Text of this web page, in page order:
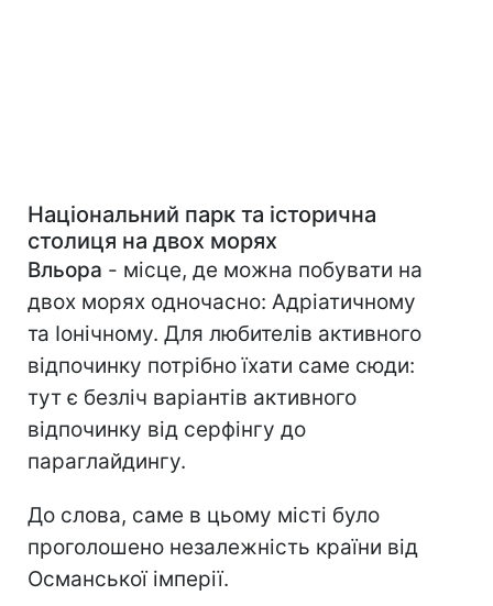
Національний парк та історична
столиця на двох морях
Вльора - місце, де можна побувати на
двох морях одночасно: Адріатичному
та Іонічному. Для любителів активного
відпочинку потрібно їхати саме сюди:
тут є безліч варіантів активного
відпочинку від серфінгу до
параглайдингу.
До слова, саме в цьому місті було
проголошено незалежність країни від
Османської імперії.